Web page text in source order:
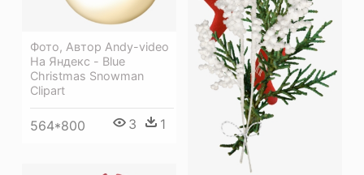
Фото, Автор Andy-video
На Яндекс - Blue
Christmas Snowman
Clipart
564*800 3 1